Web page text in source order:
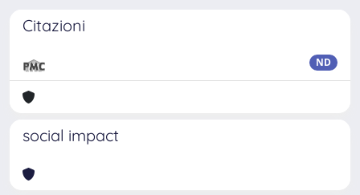
Citazioni
ND
social impact